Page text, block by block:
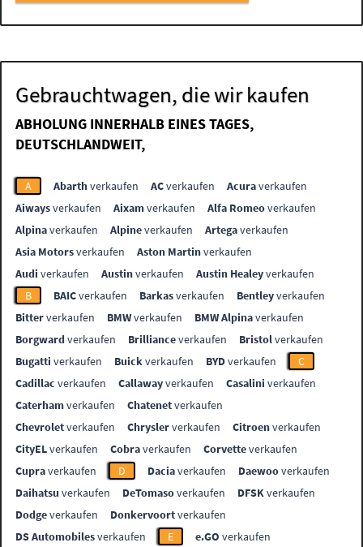
Gebrauchtwagen, die wir kaufen
ABHOLUNG INNERHALB EINES TAGES,
DEUTSCHLANDWEIT,
A Abarthverkaufen ACverkaufen Acuraverkaufen
Aiwaysverkaufen Aixamverkaufen Alfa Romeoverkaufen
Alpinaverkaufen Alpineverkaufen Artegaverkaufen
Asia Motorsverkaufen Aston Martinverkaufen
Audi verkaufen Austinverkaufen Austin Healeyverkaufen
B
BAICverkaufen Barkasverkaufen Bentleyverkaufen
Bitterverkaufen BMWverkaufen BMW Alpinaverkaufen
Borgwardverkaufen Brillianceverkaufen Bristolverkaufen
Bugatti verkaufen Buickverkaufen BYDverkaufen
C
Cadillac verkaufen Callawayverkaufen Casalini verkaufen
Caterhamverkaufen Chatenetverkaufen
Chevroletverkaufen Chryslerverkaufen Citroenverkaufen
CityELverkaufen Cobraverkaufen Corvetteverkaufen
Cupraverkaufen D Daciaverkaufen Daewooverkaufen
Daihatsu verkaufen DeTomasoverkaufen DFSKverkaufen
Dodgeverkaufen Donkervoortverkaufen
DS Automobilesverkaufen E e.GO verkaufen